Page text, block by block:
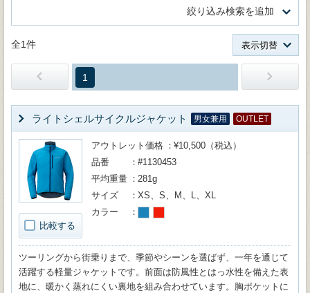
絞り込み検索を追加
全1件 表示切替
1
ライトシェルサイクルジャケット 男女兼用 OUTLET
比較する
アウトレット価格
¥10,500（税込）
品番
#1130453
平均重量
281g
サイズ
XS、S、M、L、XL
カラー
ツーリングから街乗りまで、季節やシーンを選ばず、一年を通じて
活躍する軽量ジャケットです。前面は防風性とはっ水性を備えた表
地に、暖かく蒸れにくい裏地を組み合わせています。胸ポケットに